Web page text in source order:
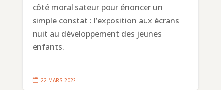
côté moralisateur pour énoncer un
simple constat : l’exposition aux écrans
nuit au développement des jeunes
enfants.
 22 MARS 2022